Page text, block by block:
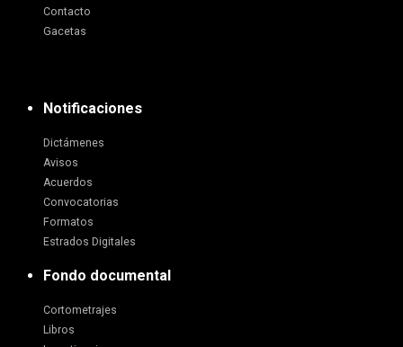
Contacto
Gacetas
Notificaciones
Dictámenes
Avisos
Acuerdos
Convocatorias
Formatos
Estrados Digitales
Fondo documental
Cortometrajes
Libros